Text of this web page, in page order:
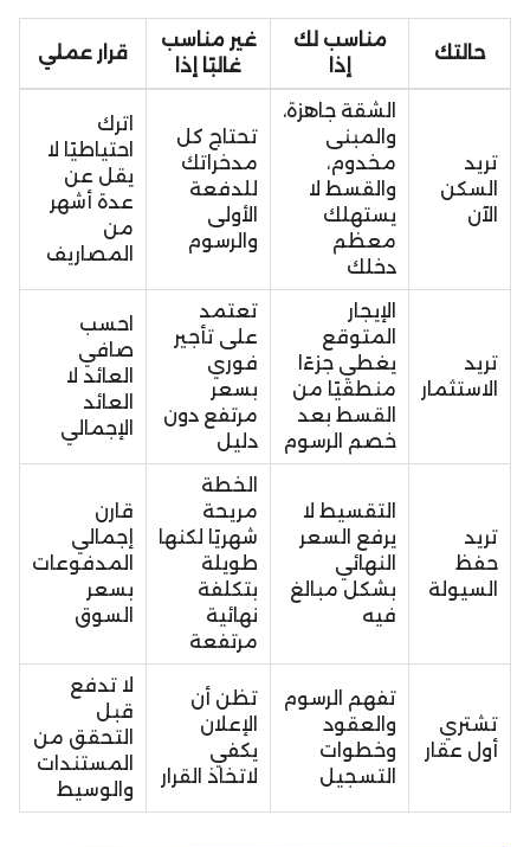
حالتك
مناسب لك
إذا
غير مناسب
غالبًا إذا
قرار عملي
تريد
السكن
الآن
الشقة جاهزة،
والمبنى
مخدوم،
والقسط لا
يستهلك
معظم
دخلك
تحتاج كل
مدخراتك
للدفعة
الأولى
والرسوم
اترك
احتياطيًا لا
يقل عن
عدة أشهر
من
المصاريف
تريد
الاستثمار
الإيجار
المتوقع
يغطي جزءًا
منطقيًا من
القسط بعد
خصم الرسوم
تعتمد
على تأجير
فوري
بسعر
مرتفع دون
دليل
احسب
صافي
العائد لا
العائد
الإجمالي
تريد
حفظ
السيولة
التقسيط لا
يرفع السعر
النهائي
بشكل مبالغ
فيه
الخطة
مريحة
شهريًا لكنها
طويلة
بتكلفة
نهائية
مرتفعة
قارن
إجمالي
المدفوعات
بسعر
السوق
تشتري
أول عقار
تفهم الرسوم
والعقود
وخطوات
التسجيل
تظن أن
الإعلان
يكفي
لاتخاذ القرار
لا تدفع
قبل
التحقق من
المستندات
والوسيط